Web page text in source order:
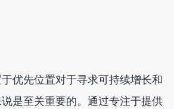
优先位置对于寻求可持续增长和
是至关重要的。通过专注于提供